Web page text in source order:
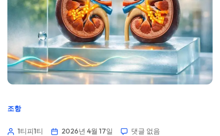
조항
1티피1티 2026년 4월 17일 댓글 없음